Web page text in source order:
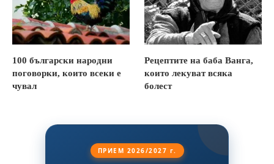
100 български народни
поговорки, които всеки е
чувал
Рецептите на баба Ванга,
които лекуват всяка
болест
ПРИЕМ 2026/2027 г.